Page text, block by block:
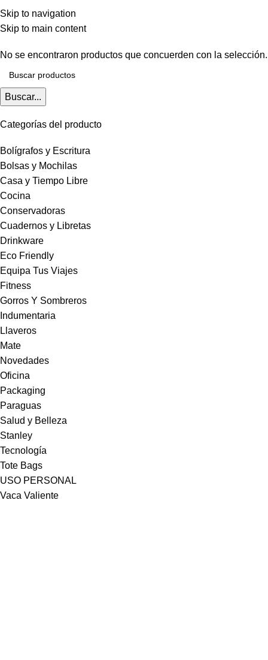
Skip to navigation
Skip to main content
Menú
Blanco - Rojo - Aluminio/Zamac
Categorías del producto
Bolígrafos y Escritura
Bolsas y Mochilas
Casa y Tiempo Libre
Cocina
Conservadoras
Cuadernos y Libretas
Drinkware
Eco Friendly
Equipa Tus Viajes
Fitness
Gorros Y Sombreros
Indumentaria
Llaveros
Mate
Novedades
Oficina
Packaging
Paraguas
Salud y Belleza
Stanley
Tecnología
Tote Bags
USO PERSONAL
Vaca Valiente
No se encontraron productos que concuerden con la selección.
Buscar...